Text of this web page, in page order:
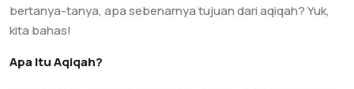
bertanya-tanya, apa sebenarnya tujuan dari aqiqah? Yuk,
kita bahas!
Apa Itu Aqiqah?